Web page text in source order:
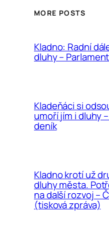
MORE POSTS
Kladno: Radní
dluhy –
Kladeňáci si
umoří jím i dluhy
deník
Kladno krotí už
dluhy města.
na další rozvoj –
(tisková zpráva)